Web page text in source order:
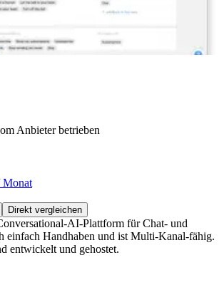
Anbieter betrieben
Monat
Direkt vergleichen
AI-Plattform für Chat- und
einfach Handhaben und ist Multi-Kanal-fähig.
entwickelt und gehostet.